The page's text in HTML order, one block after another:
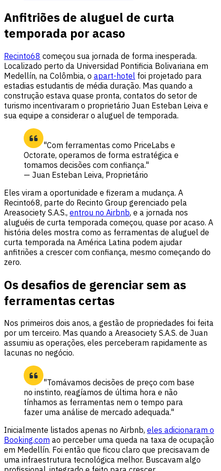
Anfitriões de aluguel de curta
temporada por acaso
Recinto68 começou sua jornada de forma inesperada.
Localizado perto da Universidad Pontificia Bolivariana em
Medellín, na Colômbia, o apart-hotel foi projetado para
estadias estudantis de média duração. Mas quando a
construção estava quase pronta, contatos do setor de
turismo incentivaram o proprietário Juan Esteban Leiva e
sua equipe a considerar o aluguel de temporada.
"Com ferramentas como PriceLabs e
Octorate, operamos de forma estratégica e
tomamos decisões com confiança."
— Juan Esteban Leiva, Proprietário
Eles viram a oportunidade e fizeram a mudança. A
Recinto68, parte do Recinto Group gerenciado pela
Areasociety S.A.S., entrou no Airbnb, e a jornada nos
aluguéis de curta temporada começou, quase por acaso. A
história deles mostra como as ferramentas de aluguel de
curta temporada na América Latina podem ajudar
anfitriões a crescer com confiança, mesmo começando do
zero.
Os desafios de gerenciar sem as
ferramentas certas
Nos primeiros dois anos, a gestão de propriedades foi feita
por um terceiro. Mas quando a Areasociety S.A.S. de Juan
assumiu as operações, eles perceberam rapidamente as
lacunas no negócio.
"Tomávamos decisões de preço com base
no instinto, reagíamos de última hora e não
tínhamos as ferramentas nem o tempo para
fazer uma análise de mercado adequada."
Inicialmente listados apenas no Airbnb, eles adicionaram o
Booking.com ao perceber uma queda na taxa de ocupação
em Medellín. Foi então que ficou claro que precisavam de
uma infraestrutura tecnológica melhor. Buscavam algo